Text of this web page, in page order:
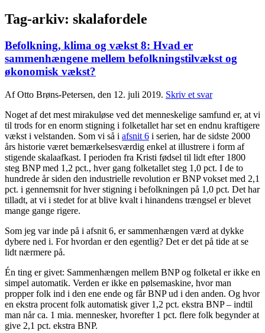
Tag-arkiv: skalafordele
Befolkning, klima og vækst 8: Hvad er
sammenhængene mellem befolkningstilvækst og
økonomisk vækst?
Af Otto Brøns-Petersen, den 12. juli 2019. Skriv et svar
Noget af det mest mirakuløse ved det menneskelige samfund er, at vi
til trods for en enorm stigning i folketallet har set en endnu kraftigere
vækst i velstanden. Som vi så i afsnit 6 i serien, har de sidste 2000
års historie været bemærkelsesværdig enkel at illustrere i form af
stigende skalaafkast. I perioden fra Kristi fødsel til lidt efter 1800
steg BNP med 1,2 pct., hver gang folketallet steg 1,0 pct. I de to
hundrede år siden den industrielle revolution er BNP vokset med 2,1
pct. i gennemsnit for hver stigning i befolkningen på 1,0 pct. Det har
tilladt, at vi i stedet for at blive kvalt i hinandens trængsel er blevet
mange gange rigere.
Som jeg var inde på i afsnit 6, er sammenhængen værd at dykke
dybere ned i. For hvordan er den egentlig? Det er det på tide at se
lidt nærmere på.
Én ting er givet: Sammenhængen mellem BNP og folketal er ikke en
simpel automatik. Verden er ikke en pølsemaskine, hvor man
propper folk ind i den ene ende og får BNP ud i den anden. Og hvor
en ekstra procent folk automatisk giver 1,2 pct. ekstra BNP – indtil
man når ca. 1 mia. mennesker, hvorefter 1 pct. flere folk begynder at
give 2,1 pct. ekstra BNP.